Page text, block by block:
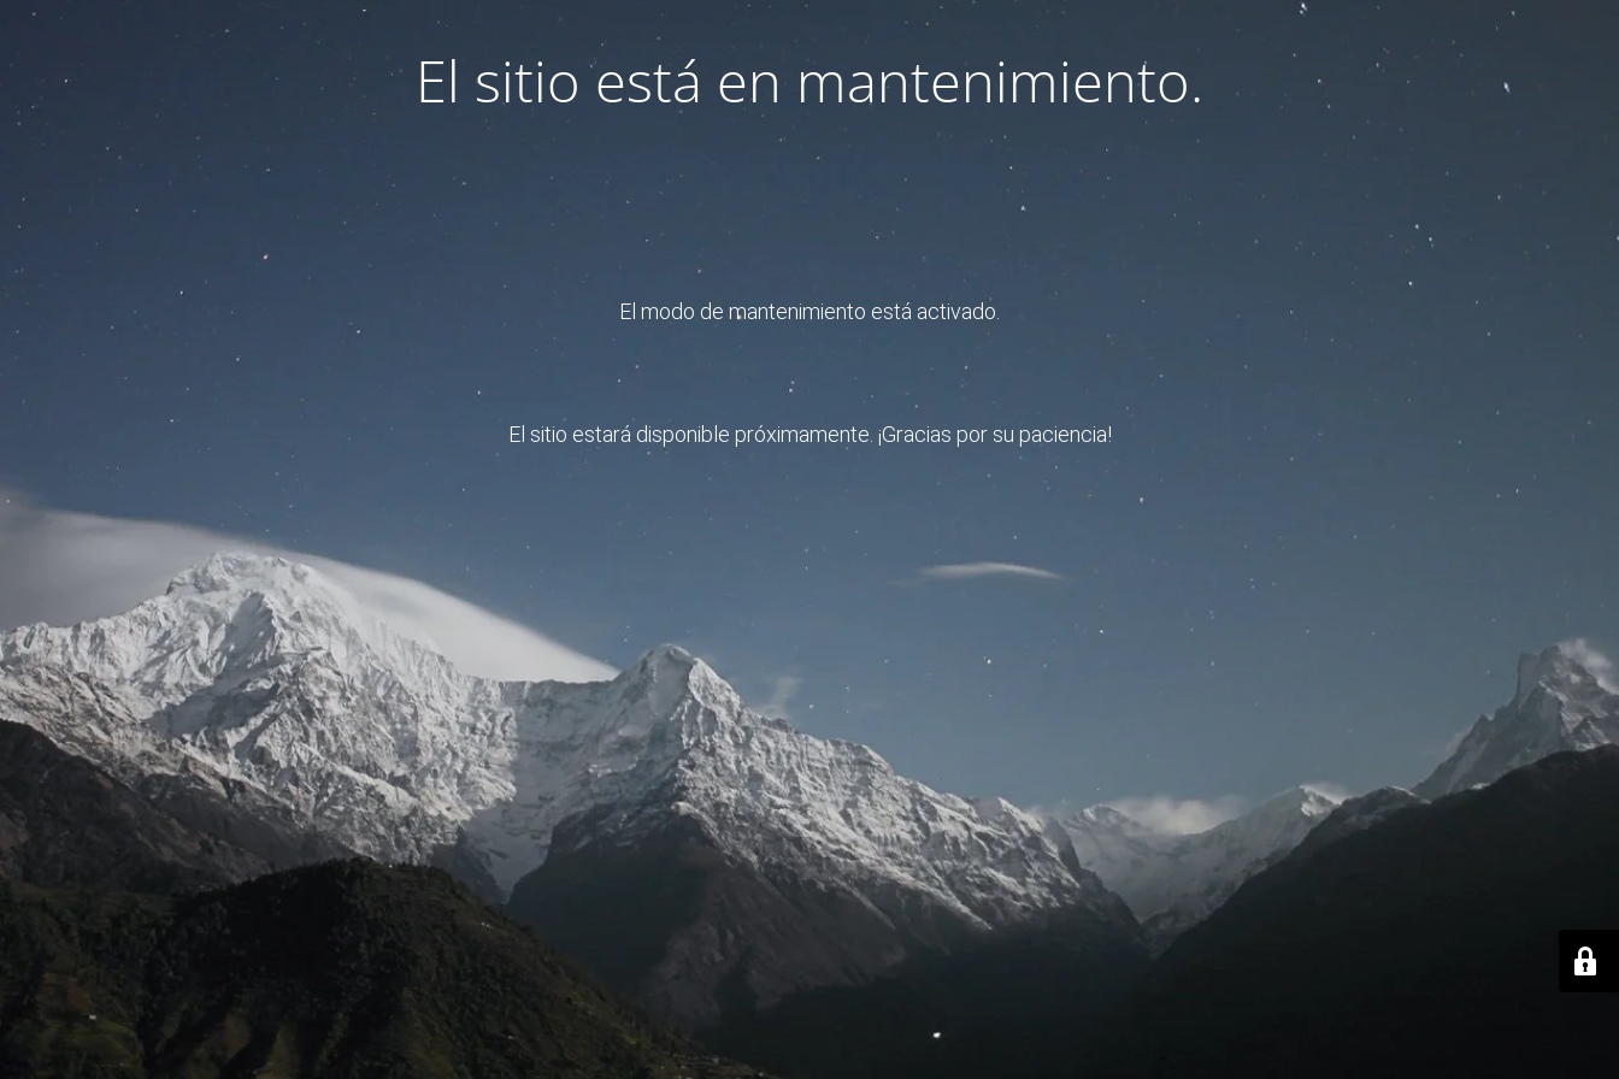
El sitio está en mantenimiento.
El modo de mantenimiento está activado.
El sitio estará disponible próximamente. ¡Gracias por su paciencia!